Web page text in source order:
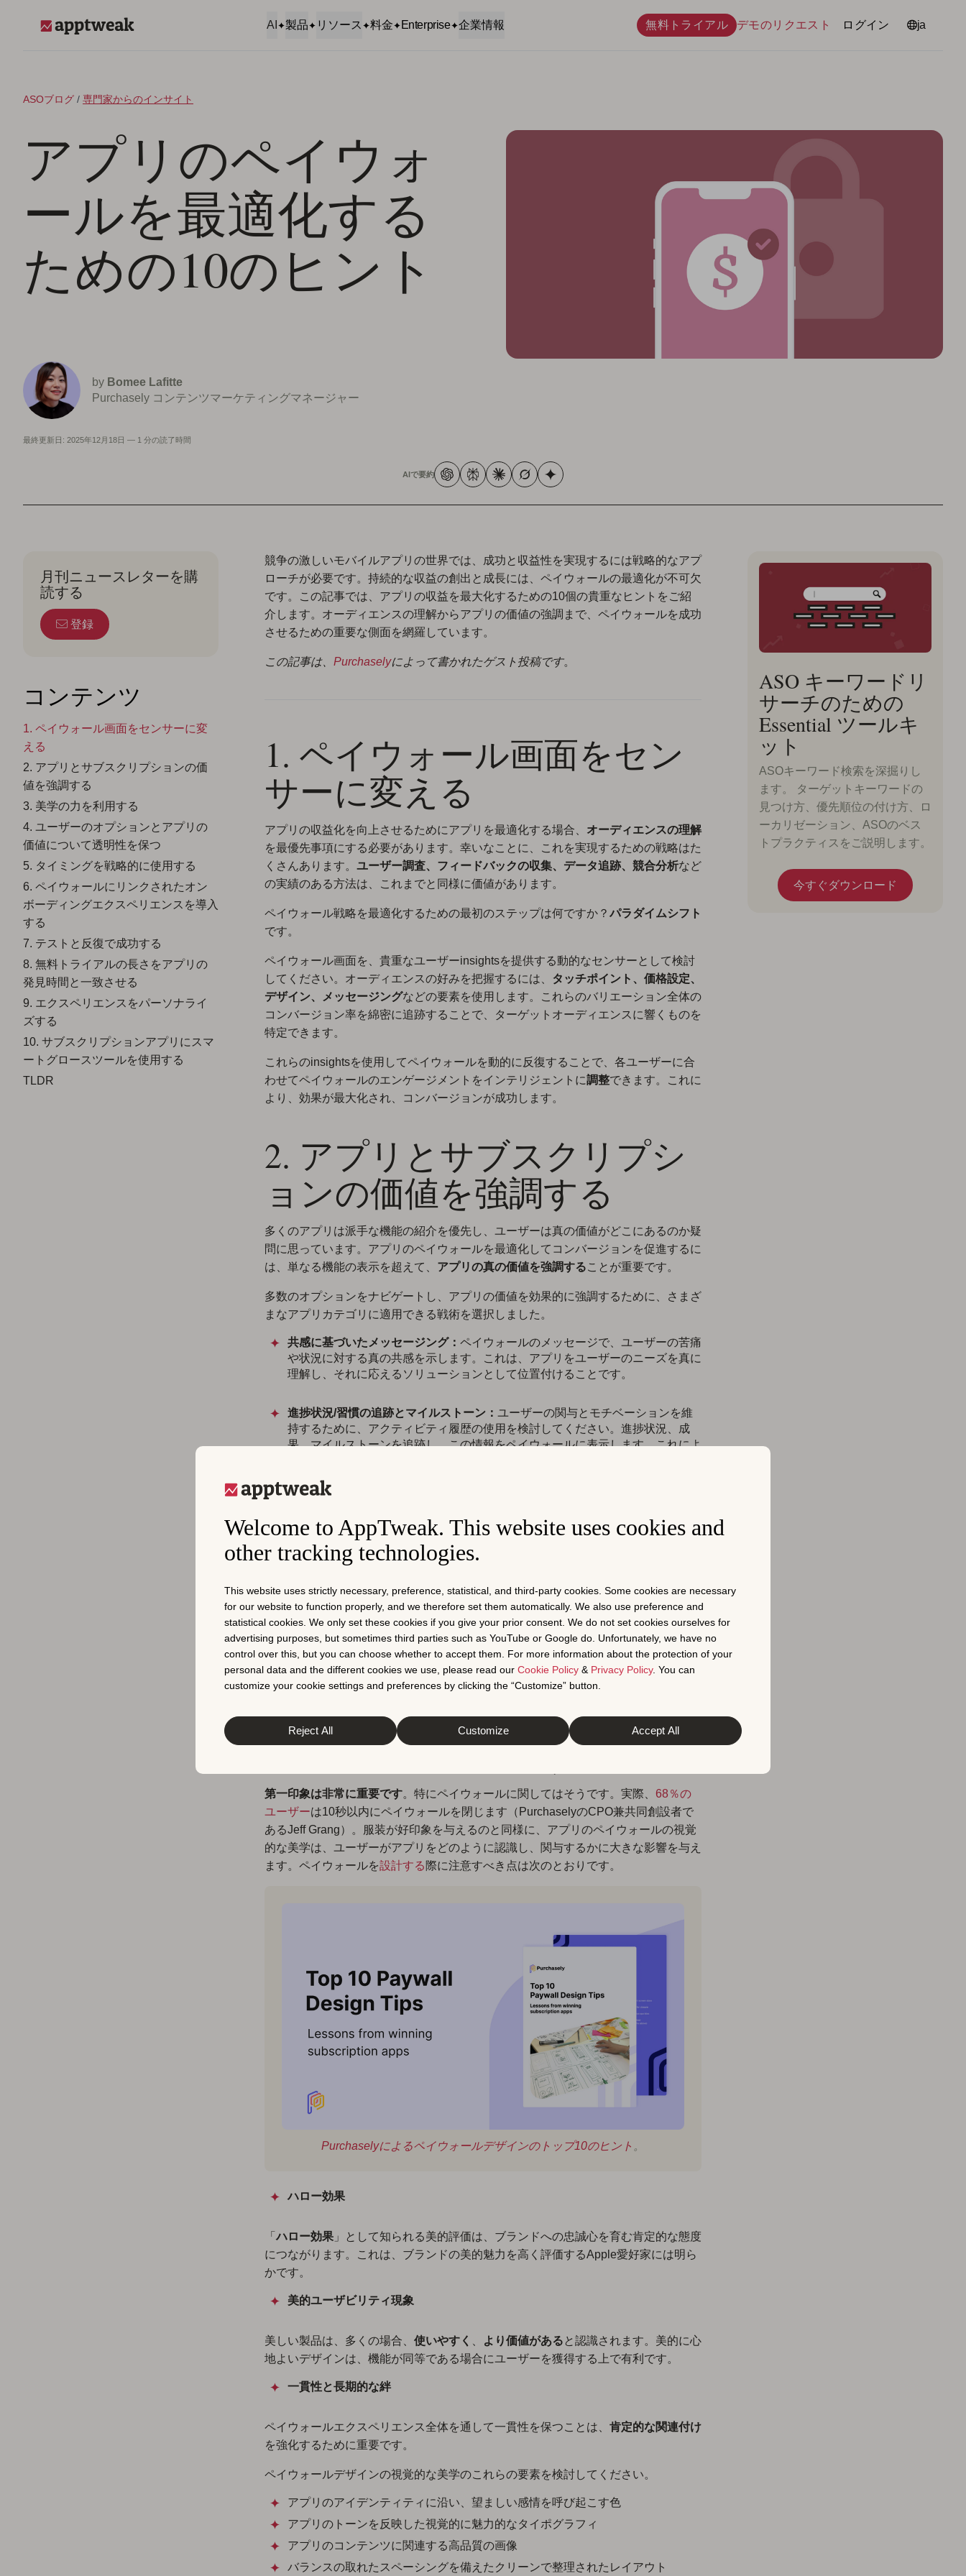
Welcome to AppTweak. This website uses cookies and
other tracking technologies.
This website uses strictly necessary, preference, statistical, and third-party cookies. Some cookies are necessary
for our website to function properly, and we therefore set them automatically. We also use preference and
statistical cookies. We only set these cookies if you give your prior consent. We do not set cookies ourselves for
advertising purposes, but sometimes third parties such as YouTube or Google do. Unfortunately, we have no
control over this, but you can choose whether to accept them. For more information about the protection of your
personal data and the different cookies we use, please read our Cookie Policy & Privacy Policy. You can
customize your cookie settings and preferences by clicking the “Customize” button.
Reject All Customize Accept All
AI 製品 リソース 料金 Enterprise 企業情報 無料トライアル デモのリクエスト ログイン 言語
ja
ASOブログ / 専門家からのインサイト
アプリのペイウォ
ールを最適化する
ための10のヒント
by Bomee Lafitte
Purchasely コンテンツマーケティングマネージャー
最終更新日: 2025年12月18日 — 1 分の読了時間
AIで要約
月刊ニュースレターを購
読する
登録
コンテンツ
1. ペイウォール画面をセンサーに変
える
2. アプリとサブスクリプションの価
値を強調する
3. 美学の力を利用する
4. ユーザーのオプションとアプリの
価値について透明性を保つ
5. タイミングを戦略的に使用する
6. ペイウォールにリンクされたオン
ボーディングエクスペリエンスを導入
する
7. テストと反復で成功する
8. 無料トライアルの長さをアプリの
発見時間と一致させる
9. エクスペリエンスをパーソナライ
ズする
10. サブスクリプションアプリにスマ
ートグロースツールを使用する
TLDR
競争の激しいモバイルアプリの世界では、成功と収益性を実現するには戦略的なアプ
ローチが必要です。持続的な収益の創出と成長には、ペイウォールの最適化が不可欠
です。この記事では、アプリの収益を最大化するための10個の貴重なヒント をご紹
介します。オーディエンスの理解からアプリの価値の強調まで、ペイウォールを成功
させるための重要な側面を網羅しています。
この記事は、 Purchaselyによって書かれたゲスト投稿です。
1. ペイウォール画面をセン
サーに変える
アプリの収益化を向上させるためにアプリを最適化する場合、 オーディエンスの理解
を最優先事項にする必要があります。幸いなことに、これを実現するための戦略はた
くさんあります。 ユーザー調査、フィードバックの収集、データ追跡、競合分析など
の実績のある方法は、これまでと同様に価値があります。
ペイウォール戦略を最適化するための最初のステップは何ですか？ パラダイムシフト
です。
ペイウォール画面を、貴重なユーザーinsightsを提供する動的なセンサーとして検討
してください。オーディエンスの好みを把握するには、
タッチポイント、価格設定、
デザイン、メッセージングなどの要素を使用します。これらのバリエーション全体の
コンバージョン率を綿密に追跡することで、ターゲットオーディエンスに響くものを
特定できます。
これらのinsightsを使用してペイウォールを動的に反復することで、各ユーザーに合
わせてペイウォールのエンゲージメントをインテリジェントに調整できます。これに
より、効果が最大化され、コンバージョンが成功します。
2. アプリとサブスクリプシ
ョンの価値を強調する
多くのアプリは派手な機能の紹介を優先し、ユーザーは真の価値がどこにあるのか疑
問に思っています。アプリのペイウォールを最適化してコンバージョンを促進するに
は、単なる機能の表示を超えて、 アプリの真の価値を強調することが重要です。
多数のオプションをナビゲートし、アプリの価値を効果的に強調するために、さまざ
まなアプリカテゴリに適用できる戦術を選択しました。
共感に基づいたメッセージング： ペイウォールのメッセージで、ユーザーの苦痛
や状況に対する真の共感を示します。これは、アプリをユーザーのニーズを真に
理解し、それに応えるソリューションとして位置付けることです。
進捗状況/習慣の追跡とマイルストーン： ユーザーの関与とモチベーションを維
持するために、アクティビティ履歴の使用を検討してください。進捗状況、成
果、マイルストーンを追跡し、この情報をペイウォールに表示します。これによ
一貫した定期的なエンゲージメント：
ーとやり取りし、定期的なエンゲージメントを維持し、常にユーザーの意識の中
に留まります。
ソーシャルプルーフ：
ソーシャルプルーフ要素を組み込むことで、アプリの認識
される価値を高めます。アプリがどのように生活を変えたかを鮮やかに示すユー
ザーの声と
評価またはレビュー を追加します。
帰属意識の醸成：共有されたアイデンティティと目的の感覚を高めます。ソーシ
ャル共有を奨励し、進化するユーザー数を共有し、コホート/コミュニティ固有
のプロモーションを提供します。
3. 美学の力を利用する
第一印象は非常に重要です。特にペイウォールに関してはそうです。実際、 68％の
ユーザーは10秒以内にペイウォールを閉じます（PurchaselyのCPO兼共同創設者で
あるJeff Grang）。服装が好印象を与えるのと同様に、アプリのペイウォールの視覚
的な美学は、ユーザーがアプリをどのように認識し、関与するかに大きな影響を与え
ます。ペイウォールを設計する 際に注意すべき点は次のとおりです。
Purchaselyによるペイウォールデザインのトップ10のヒント 。
ハロー効果
「ハロー効果 」として知られる美的評価は、ブランドへの忠誠心を育む肯定的な態度
につながります。これは、ブランドの美的魅力を高く評価するApple愛好家には明ら
かです。
美的ユーザビリティ現象
美しい製品は、多くの場合、 使いやすく より価値がある と認識されます。美的に心
地よいデザインは、機能が同等である場合にユーザーを獲得する上で有利です。
一貫性と長期的な絆
ペイウォールエクスペリエンス全体を通して一貫性を保つことは、 肯定的な関連付け
を強化するために重要です。
ペイウォールデザインの視覚的な美学のこれらの要素を検討してください。
アプリのアイデンティティに沿い、望ましい感情を呼び起こす色
アプリのトーンを反映した視覚的に魅力的なタイポグラフィ
アプリのコンテンツに関連する高品質の画像
バランスの取れたスペーシングを備えたクリーンで整理されたレイアウト
ASO キーワードリ
サーチのための
Essential ツールキ
ット
ASOキーワード検索を深掘りし
ます。 ターゲットキーワードの
見つけ方、優先順位の付け方、ロ
ーカリゼーション、ASOのベス
トプラクティスをご説明します。
今すぐダウンロード